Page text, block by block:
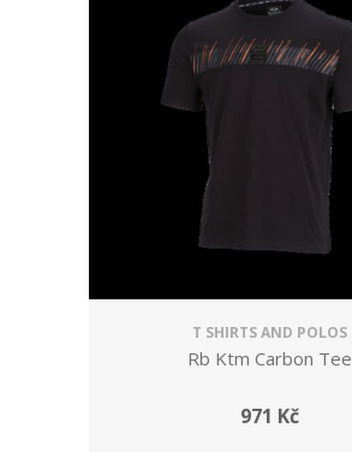
T SHIRTS AND POLOS
Rb Ktm Carbon Tee
971 Kč